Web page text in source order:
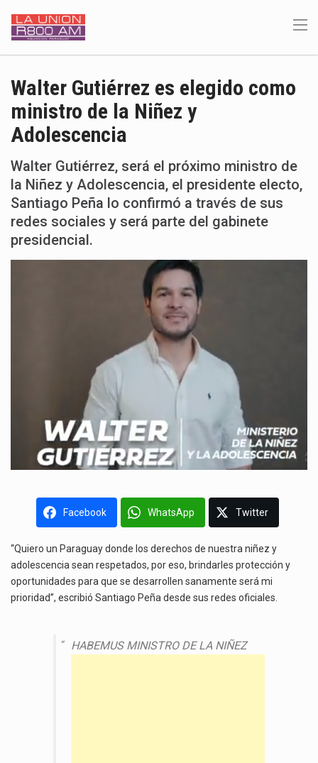
Walter Gutiérrez es elegido como
ministro de la Niñez y
Adolescencia
Walter Gutiérrez, será el próximo ministro de
la Niñez y Adolescencia, el presidente electo,
Santiago Peña lo confirmó a través de sus
redes sociales y será parte del gabinete
presidencial.
Facebook WhatsApp Twitter
“Quiero un Paraguay donde los derechos de nuestra niñez y
adolescencia sean respetados, por eso, brindarles protección y
oportunidades para que se desarrollen sanamente será mi
prioridad”, escribió Santiago Peña desde sus redes oficiales.
HABEMUS MINISTRO DE LA NIÑEZ